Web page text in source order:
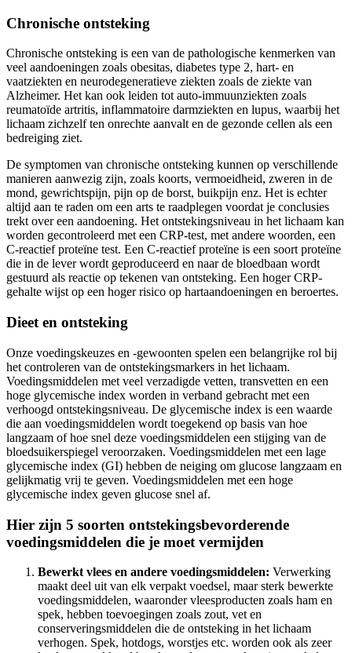
Chronische ontsteking
Chronische ontsteking is een van de pathologische kenmerken van
veel aandoeningen zoals obesitas, diabetes type 2, hart- en
vaatziekten en neurodegeneratieve ziekten zoals de ziekte van
Alzheimer. Het kan ook leiden tot auto-immuunziekten zoals
reumatoïde artritis, inflammatoire darmziekten en lupus, waarbij het
lichaam zichzelf ten onrechte aanvalt en de gezonde cellen als een
bedreiging ziet.
De symptomen van chronische ontsteking kunnen op verschillende
manieren aanwezig zijn, zoals koorts, vermoeidheid, zweren in de
mond, gewrichtspijn, pijn op de borst, buikpijn enz. Het is echter
altijd aan te raden om een arts te raadplegen voordat je conclusies
trekt over een aandoening. Het ontstekingsniveau in het lichaam kan
worden gecontroleerd met een CRP-test, met andere woorden, een
C-reactief proteïne test. Een C-reactief proteïne is een soort proteïne
die in de lever wordt geproduceerd en naar de bloedbaan wordt
gestuurd als reactie op tekenen van ontsteking. Een hoger CRP-
gehalte wijst op een hoger risico op hartaandoeningen en beroertes.
Dieet en ontsteking
Onze voedingskeuzes en -gewoonten spelen een belangrijke rol bij
het controleren van de ontstekingsmarkers in het lichaam.
Voedingsmiddelen met veel verzadigde vetten, transvetten en een
hoge glycemische index worden in verband gebracht met een
verhoogd ontstekingsniveau. De glycemische index is een waarde
die aan voedingsmiddelen wordt toegekend op basis van hoe
langzaam of hoe snel deze voedingsmiddelen een stijging van de
bloedsuikerspiegel veroorzaken. Voedingsmiddelen met een lage
glycemische index (GI) hebben de neiging om glucose langzaam en
gelijkmatig vrij te geven. Voedingsmiddelen met een hoge
glycemische index geven glucose snel af.
Hier zijn 5 soorten ontstekingsbevorderende
voedingsmiddelen die je moet vermijden
Bewerkt vlees en andere voedingsmiddelen: Verwerking
maakt deel uit van elk verpakt voedsel, maar sterk bewerkte
voedingsmiddelen, waaronder vleesproducten zoals ham en
spek, hebben toevoegingen zoals zout, vet en
conserveringsmiddelen die de ontsteking in het lichaam
verhogen. Spek, hotdogs, worstjes etc. worden ook als zeer